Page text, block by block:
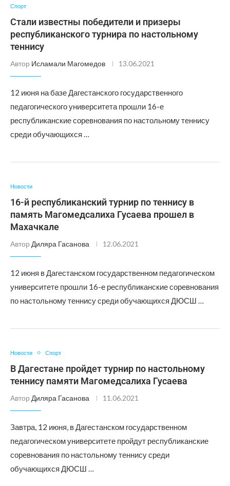
Спорт
Стали известны победители и призеры
республиканского турнира по настольному
теннису
Автор Исламали Магомедов 13.06.2021
12 июня на базе Дагестанского государственного
педагогического университета прошли 16-е
республиканские соревнования по настольному теннису
среди обучающихся …
Новости
16-й республиканский турнир по теннису в
память Магомедсалиха Гусаева прошел в
Махачкале
Автор Диляра Гасанова 12.06.2021
12 июня в Дагестанском государственном педагогическом
университете прошли 16-е республиканские соревнования
по настольному теннису среди обучающихся ДЮСШ …
Новости Спорт
В Дагестане пройдет турнир по настольному
теннису памяти Магомедсалиха Гусаева
Автор Диляра Гасанова 11.06.2021
Завтра, 12 июня, в Дагестанском государственном
педагогическом университете пройдут республиканские
соревнования по настольному теннису среди
обучающихся ДЮСШ …